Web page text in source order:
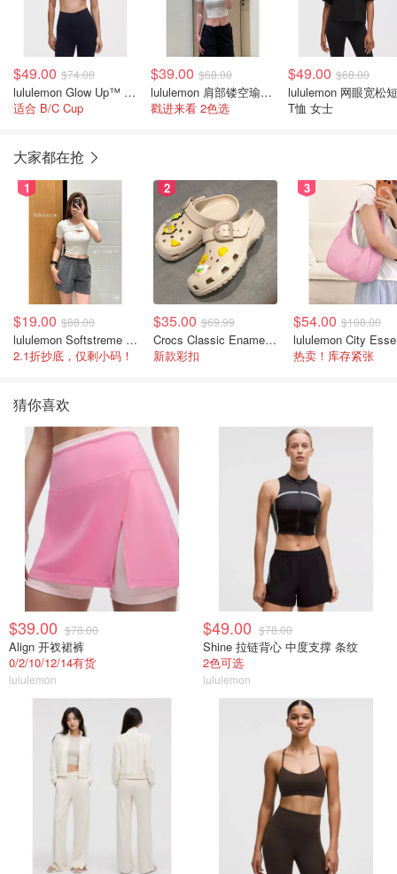
$49.00 $74.00
lululemon Glow Up™ 中度支撑运动内衣
适合 B/C Cup
$39.00 $68.00
lululemon 肩部镂空瑜伽短袖T恤 女士
戳进来看 2色选
$49.00 $68.00
lululemon 网眼宽松
T恤 女士
大家都在抢
1
$19.00 $88.00
lululemon Softstreme 女士高腰短裤 10cm
2.1折抄底，仅剩小码！
2
$35.00 $69.99
Crocs Classic Enamel Buckle 卡骆驰布扣便鞋
新款彩扣
3
$54.00 $108.00
热卖！库存紧张
猜你喜欢
$39.00 $78.00
Align 开衩裙裤
0/2/10/12/14有货
lululemon
$49.00 $78.00
Shine 拉链背心 中度支撑 条纹
2色可选
lululemon